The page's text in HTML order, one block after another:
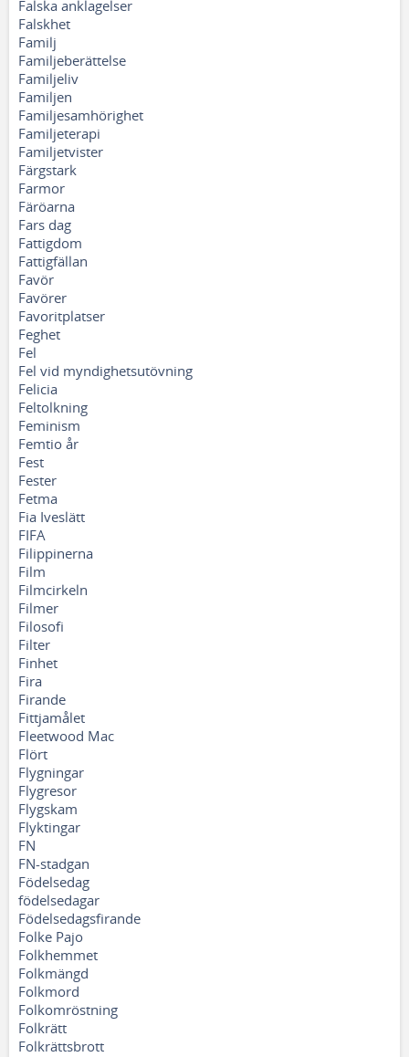
Falska anklagelser
Falskhet
Familj
Familjeberättelse
Familjeliv
Familjen
Familjesamhörighet
Familjeterapi
Familjetvister
Färgstark
Farmor
Färöarna
Fars dag
Fattigdom
Fattigfällan
Favör
Favörer
Favoritplatser
Feghet
Fel
Fel vid myndighetsutövning
Felicia
Feltolkning
Feminism
Femtio år
Fest
Fester
Fetma
Fia Iveslätt
FIFA
Filippinerna
Film
Filmcirkeln
Filmer
Filosofi
Filter
Finhet
Fira
Firande
Fittjamålet
Fleetwood Mac
Flört
Flygningar
Flygresor
Flygskam
Flyktingar
FN
FN-stadgan
Födelsedag
födelsedagar
Födelsedagsfirande
Folke Pajo
Folkhemmet
Folkmängd
Folkmord
Folkomröstning
Folkrätt
Folkrättsbrott